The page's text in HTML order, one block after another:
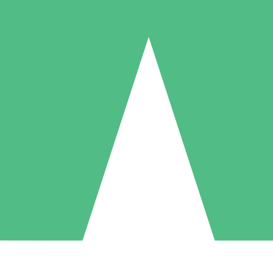
Individuella Kreditpaket
per användning med nedladdningskrediter. Inget månatligt åtagande
5 Nedladdningar
US$